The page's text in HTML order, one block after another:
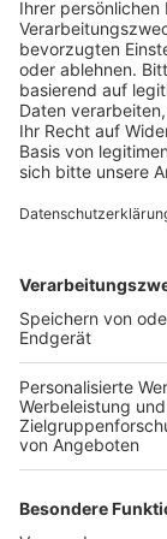
gab.
Veröffentlicht:
Anzeige
Seit dem
Straße laufen
sich laut
ÖPNV-
die Stadt
der 145er ein
City fahren
Verbindung für